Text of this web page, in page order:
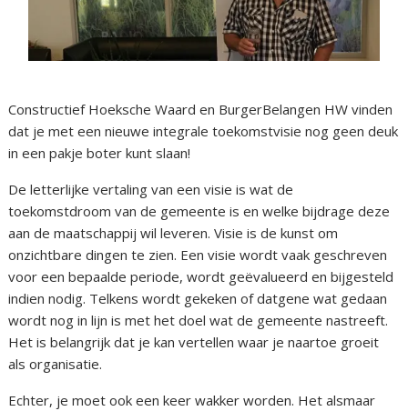
Constructief Hoeksche Waard en BurgerBelangen HW vinden
dat je met een nieuwe integrale toekomstvisie nog geen deuk
in een pakje boter kunt slaan!
De letterlijke vertaling van een visie is wat de
toekomstdroom van de gemeente is en welke bijdrage deze
aan de maatschappij wil leveren. Visie is de kunst om
onzichtbare dingen te zien. Een visie wordt vaak geschreven
voor een bepaalde periode, wordt geëvalueerd en bijgesteld
indien nodig. Telkens wordt gekeken of datgene wat gedaan
wordt nog in lijn is met het doel wat de gemeente nastreeft.
Het is belangrijk dat je kan vertellen waar je naartoe groeit
als organisatie.
Echter, je moet ook een keer wakker worden. Het alsmaar